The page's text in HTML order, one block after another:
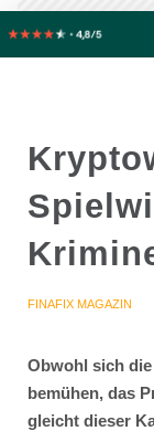
FINAFIX MAGAZIN
Obwohl sich
bemühen, das
gleicht dieser